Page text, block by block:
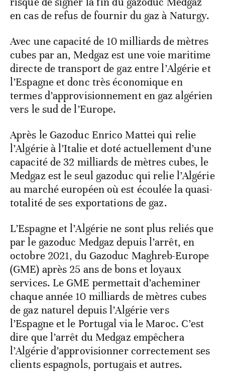
en cas de refus de fournir du gaz à Naturgy.
Avec une capacité de 10 milliards de mètres
cubes par an, Medgaz est une voie maritime
directe de transport de gaz entre l’Algérie et
l’Espagne et donc très économique en
termes d’approvisionnement en gaz algérien
vers le sud de l’Europe.
Après le Gazoduc Enrico Mattei qui relie
l’Algérie à l’Italie et doté actuellement d’une
capacité de 32 milliards de mètres cubes, le
Medgaz est le seul gazoduc qui relie l’Algérie
au marché européen où est écoulée la quasi-
totalité de ses exportations de gaz.
L’Espagne et l’Algérie ne sont plus reliés que
par le gazoduc Medgaz depuis l’arrêt, en
octobre 2021, du Gazoduc Maghreb-Europe
(GME) après 25 ans de bons et loyaux
services. Le GME permettait d’acheminer
chaque année 10 milliards de mètres cubes
de gaz naturel depuis l’Algérie vers
l’Espagne et le Portugal via le Maroc. C’est
dire que l’arrêt du Medgaz empêchera
l’Algérie d’approvisionner correctement ses
clients espagnols, portugais et autres.